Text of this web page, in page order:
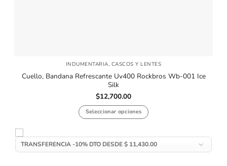
INDUMENTARIA, CASCOS Y LENTES
Cuello, Bandana Refrescante Uv400 Rockbros Wb-001 Ice
Silk
$12,700.00
Seleccionar opciones
producto
tiene